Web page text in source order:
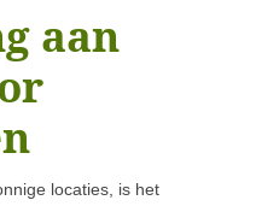
aan
locaties, is het